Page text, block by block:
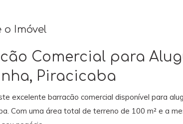
o Imóvel
Comercial para
Piracicaba
excelente barracão comercial disponível para
Com uma área total de terreno de 100 m² e a